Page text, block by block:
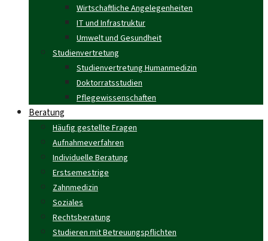
Wirtschaftliche Angelegenheiten
IT und Infrastruktur
Umwelt und Gesundheit
Studienvertretung
Studienvertretung Humanmedizin
Doktorratsstudien
Pflegewissenschaften
Beratung
Häufig gestellte Fragen
Aufnahmeverfahren
Individuelle Beratung
Erstsemestrige
Zahnmedizin
Soziales
Rechtsberatung
Studieren mit Betreuungspflichten